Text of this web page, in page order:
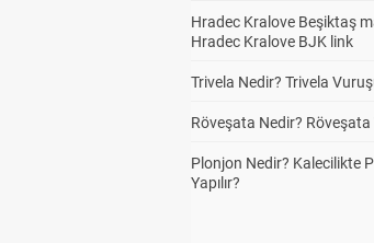
Hradec Kralove Beşiktaş
Hradec Kralove BJK link
Trivela Nedir? Trivela
Röveşata Nedir? Röveşata
Plonjon Nedir? Kalecilikte
Yapılır?